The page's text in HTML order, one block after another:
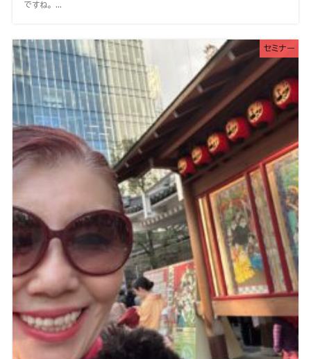
ですね。 ...
セミナー